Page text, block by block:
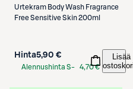
Urtekram Body Wash Fragrance
Free Sensitive Skin 200ml
Hinta5,90 €
Alennushinta S-
4,70 €
Lisää